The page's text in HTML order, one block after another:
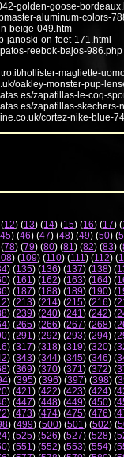
golden-goose-
aluminum-colors-
beige-049.htm
janoski-on-feet-171.html
reebok-bajos-986.php
hollister-magliette-
oakley-monster-pup-
zapatillas-le-coq-
zapatillas-
cortez-nike-blue-
12) (13) (14) (15) (16) (17) (
45) (46) (47) (48) (49) (50) (
78) (79) (80) (81) (82) (83) (
) (109) (110) (111) (112) (
) (135) (136) (137) (138) (
) (161) (162) (163) (164) (
) (187) (188) (189) (190) (
) (213) (214) (215) (216) (
) (239) (240) (241) (242) (
) (265) (266) (267) (268) (
) (291) (292) (293) (294) (
) (317) (318) (319) (320) (
) (343) (344) (345) (346) (
) (369) (370) (371) (372) (
) (395) (396) (397) (398) (
) (421) (422) (423) (424) (
) (447) (448) (449) (450) (
) (473) (474) (475) (476) (
) (499) (500) (501) (502) (
) (525) (526) (527) (528) (
) (551) (552) (553) (554) (